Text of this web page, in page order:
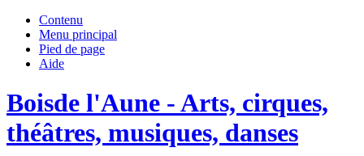
Contenu
Menu principal
Pied de page
Aide
Boisde l'Aune - Arts, cirques,
théâtres, musiques, danses